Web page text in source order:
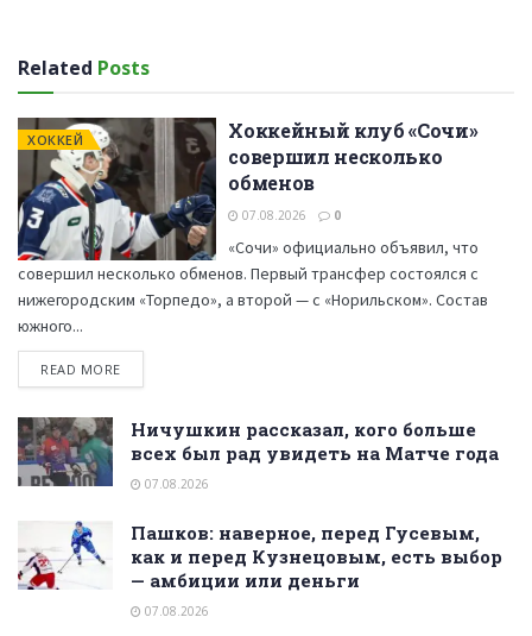
Related Posts
ХОККЕЙ
Хоккейный клуб «Сочи»
совершил несколько
обменов
07.08.2026 0
«Сочи» официально объявил, что
совершил несколько обменов. Первый трансфер состоялся с
нижегородским «Торпедо», а второй — с «Норильском». Состав
южного...
READ MORE
Ничушкин рассказал, кого больше
всех был рад увидеть на Матче года
07.08.2026
Пашков: наверное, перед Гусевым,
как и перед Кузнецовым, есть выбор
— амбиции или деньги
07.08.2026